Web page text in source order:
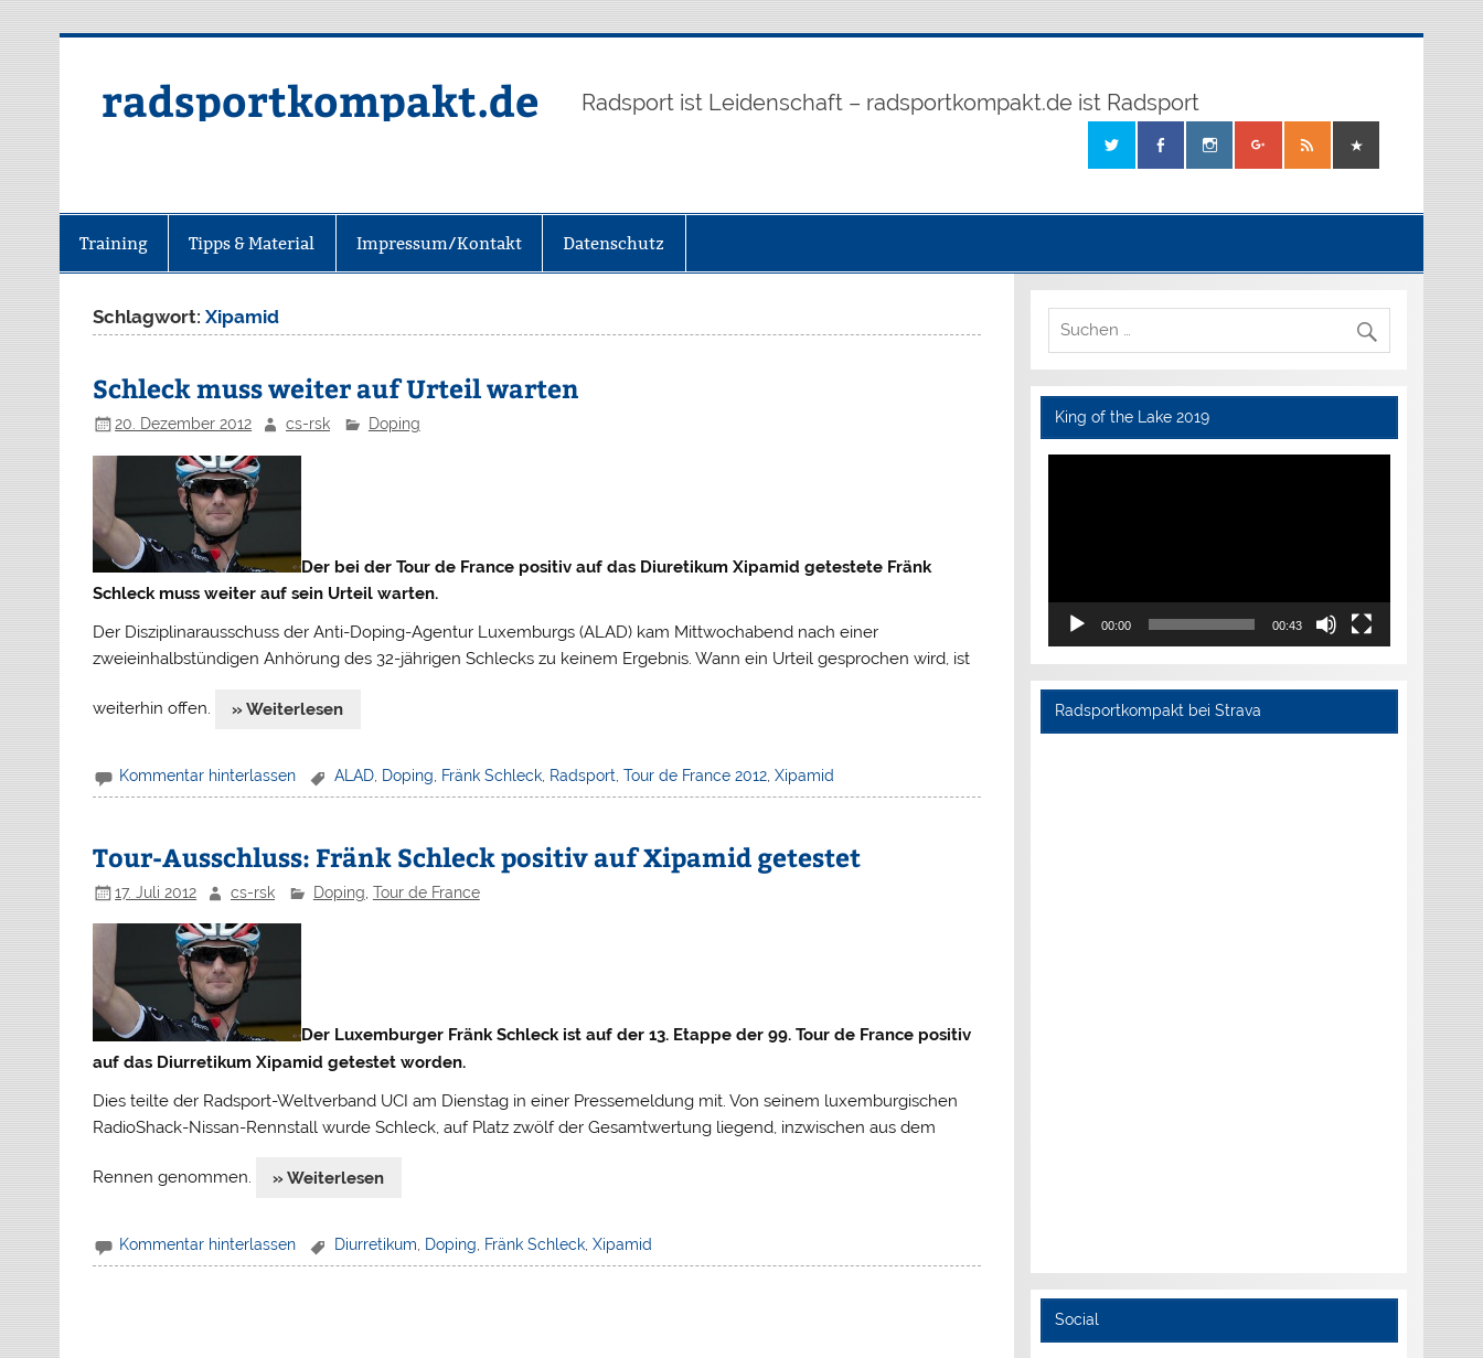
radsportkompakt.de Radsport ist Leidenschaft – radsportkompakt.de ist Radsport
Training Tipps & Material Impressum/Kontakt Datenschutz
Schlagwort:Xipamid
Schleck muss weiter auf Urteil warten
20. Dezember 2012 cs-rsk Doping
Der bei der Tour de France positiv auf das Diuretikum Xipamid getestete Fränk
Schleck muss weiter auf sein Urteil warten.
Der Disziplinarausschuss der Anti-Doping-Agentur Luxemburgs (ALAD) kam Mittwochabend nach einer
zweieinhalbstündigen Anhörung des 32-jährigen Schlecks zu keinem Ergebnis. Wann ein Urteil gesprochen wird, ist
weiterhin offen. » Weiterlesen
Kommentar hinterlassen ALAD, Doping, Fränk Schleck, Radsport, Tour de France 2012, Xipamid
Tour-Ausschluss: Fränk Schleck positiv auf Xipamid getestet
17. Juli 2012 cs-rsk Doping Tour de France
Der Luxemburger Fränk Schleck ist auf der 13. Etappe der 99. Tour de France positiv
auf das Diurretikum Xipamid getestet worden.
Dies teilte der Radsport-Weltverband UCI am Dienstag in einer Pressemeldung mit. Von seinem luxemburgischen
RadioShack-Nissan-Rennstall wurde Schleck, auf Platz zwölf der Gesamtwertung liegend, inzwischen aus dem
Rennen genommen. » Weiterlesen
Kommentar hinterlassen Diurretikum, Doping, Fränk Schleck, Xipamid
King of the Lake 2019
Video-
00:00 00:43
Radsportkompakt bei Strava
Social